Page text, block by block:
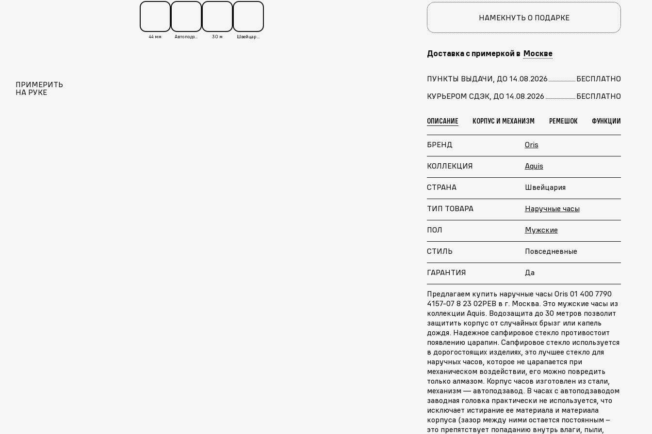
44 мм Автоподзавод 30 м
ПРИМЕРИТЬ
НА РУКЕ
НАМЕКНУТЬ О ПОДАРКЕ
Доставка с примеркой в Москве
ПУНКТЫ ВЫДАЧИ, ДО 14.08.2026
БЕСПЛАТНО
КУРЬЕРОМ СДЭК, ДО 14.08.2026
БЕСПЛАТНО
ОПИСАНИЕ КОРПУС И МЕХАНИЗМ РЕМЕШОК ФУНКЦИИ
БРЕНД Oris
КОЛЛЕКЦИЯ Aquis
СТРАНА Швейцария
ТИП ТОВАРА Наручные часы
ПОЛ Мужские
СТИЛЬ Повседневные
ГАРАНТИЯ Да
Предлагаем купить наручные часы Oris 01 400 7790
4157-07 8 23 02PEB в г. Москва. Это мужские часы из
коллекции Aquis. Водозащита до 30 метров позволит
защитить корпус от случайных брызг или капель
дождя. Надежное сапфировое стекло противостоит
появлению царапин. Сапфировое стекло используется
в дорогостоящих изделиях, это лучшее стекло для
наручных часов, которое не царапается при
механическом воздействии, его можно повредить
только алмазом. Корпус часов изготовлен из стали,
механизм — автоподзавод. В часах с автоподзаводом
заводная головка практически не используется, что
исключает истирание ее материала и материала
корпуса (зазор между ними остается постоянным –
это препятствует попаданию внутрь влаги, пыли,